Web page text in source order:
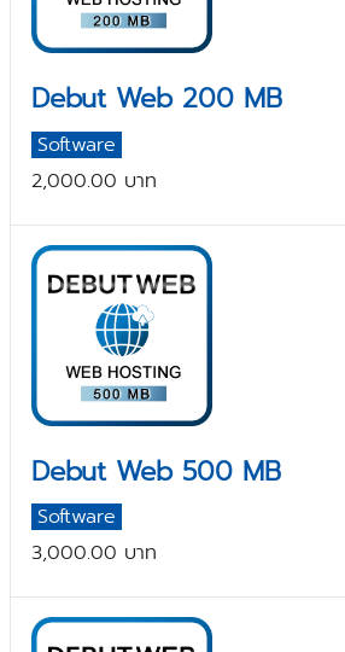
Debut Web 200 MB
Software
2,000.00 บาท
Debut Web 500 MB
Software
3,000.00 บาท